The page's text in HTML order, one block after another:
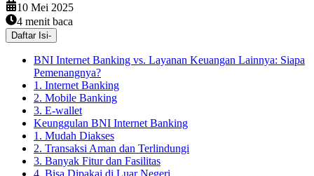
10 Mei 2025
4 menit baca
Daftar Isi-
BNI Internet Banking vs. Layanan Keuangan Lainnya: Siapa
Pemenangnya?
1. Internet Banking
2. Mobile Banking
3. E-wallet
Keunggulan BNI Internet Banking
1. Mudah Diakses
2. Transaksi Aman dan Terlindungi
3. Banyak Fitur dan Fasilitas
4. Bisa Dipakai di Luar Negeri